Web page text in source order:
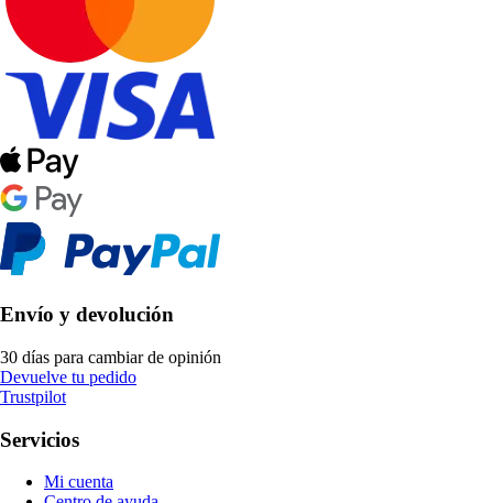
Envío y devolución
30 días para cambiar de opinión
Devuelve tu pedido
Trustpilot
Servicios
Mi cuenta